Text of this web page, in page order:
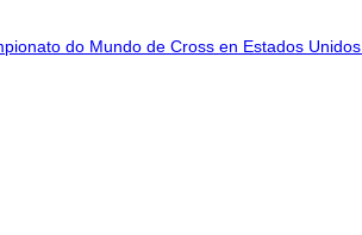
do Mundo de Cross en Estados Unidos.